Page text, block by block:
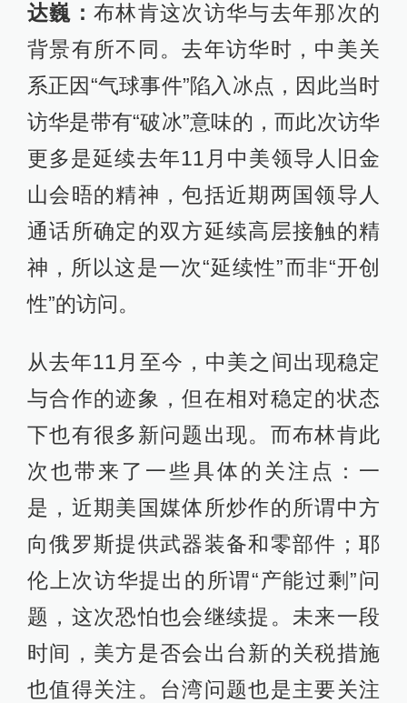
达巍： 布林肯这次访华与去年那次的
背景有所不同。去年访华时，中美关
系正因“气球事件”陷入冰点，因此当时
访华是带有“破冰”意味的，而此次访华
更多是延续去年11月中美领导人旧金
山会晤的精神，包括近期两国领导人
通话所确定的双方延续高层接触的精
神，所以这是一次“延续性”而非“开创
性”的访问。
从去年11月至今，中美之间出现稳定
与合作的迹象，但在相对稳定的状态
下也有很多新问题出现。而布林肯此
次也带来了一些具体的关注点：一
是，近期美国媒体所炒作的所谓中方
向俄罗斯提供武器装备和零部件；耶
伦上次访华提出的所谓“产能过剩”问
题，这次恐怕也会继续提。未来一段
时间，美方是否会出台新的关税措施
也值得关注。台湾问题也是主要关注